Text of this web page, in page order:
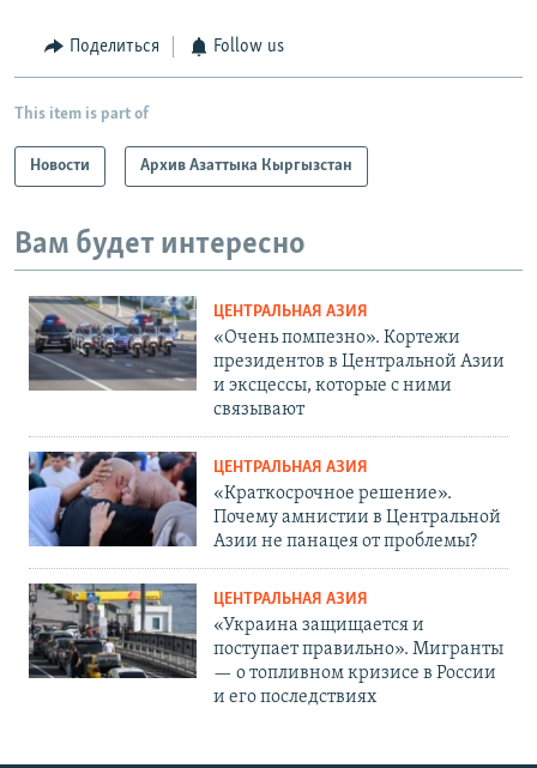
Поделиться Follow us
This item is part of
Новости Архив Азаттыка Кыргызстан
Вам будет интересно
ЦЕНТРАЛЬНАЯ АЗИЯ
«Очень помпезно». Кортежи
президентов в Центральной Азии
и эксцессы, которые с ними
связывают
ЦЕНТРАЛЬНАЯ АЗИЯ
«Краткосрочное решение».
Почему амнистии в Центральной
Азии не панацея от проблемы?
ЦЕНТРАЛЬНАЯ АЗИЯ
«Украина защищается и
поступает правильно». Мигранты
— о топливном кризисе в России
и его последствиях